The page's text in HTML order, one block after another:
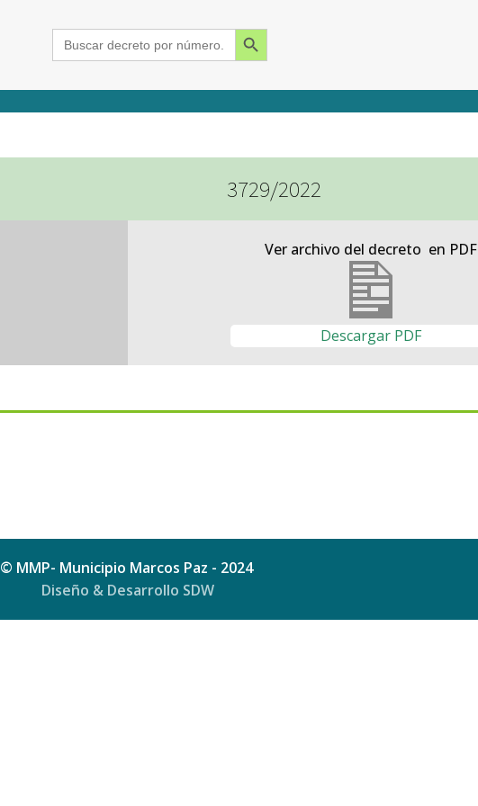
Search
for:
Search Button
2018
2017
2016
2015
3729/2022
Ver archivo del decreto en PDF
Descargar PDF
© MMP- Municipio Marcos Paz - 2024
Diseño & Desarrollo SDW